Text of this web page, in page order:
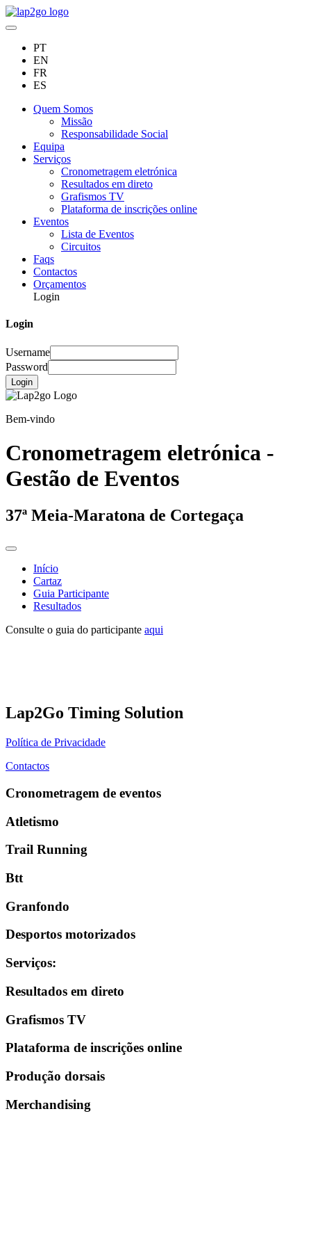
PT
EN
FR
ES
Quem Somos
Missão
Responsabilidade Social
Equipa
Serviços
Cronometragem eletrónica
Resultados em direto
Grafismos TV
Plataforma de inscrições online
Eventos
Lista de Eventos
Circuitos
Faqs
Contactos
Orçamentos
Login
Login
Username
Password
Login
Bem-vindo
Cronometragem eletrónica -
Gestão de Eventos
37ª Meia-Maratona de Cortegaça
Início
Cartaz
Guia Participante
Resultados
Consulte o guia do participante aqui
Lap2Go Timing Solution
Política de Privacidade
Contactos
Cronometragem de eventos
Atletismo
Trail Running
Btt
Granfondo
Desportos motorizados
Serviços:
Resultados em direto
Grafismos TV
Plataforma de inscrições online
Produção dorsais
Merchandising